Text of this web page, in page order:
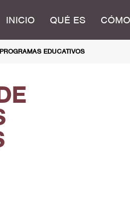
INICIO QUÉ ES
EDUCATIVOS